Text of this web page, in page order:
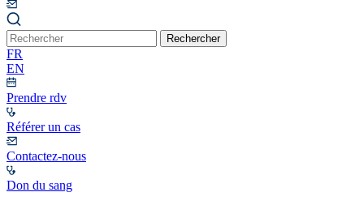
Rechercher
FR
EN
Prendre rdv
Référer un cas
Contactez-nous
Don du sang